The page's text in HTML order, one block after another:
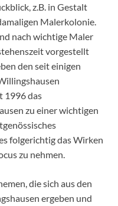
z.B. in Gestalt
Malerkolonie.
nach wichtige Maler
vorgestellt
den seit einigen
1996 das
zu einer wichtigen
folgerichtig das Wirken
zu nehmen.
die sich aus den
ergeben und